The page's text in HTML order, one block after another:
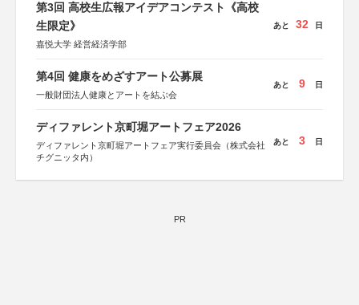
第3回 高校生広報アイデアコンテスト《高校
生限定》
嘉悦大学 経営経済学部
あと 32 日
第4回 健康をめざすアート公募展
一般財団法人健康とアートを結ぶ会
あと 9 日
ディファレント京町堀アートフェア2026
ディファレント京町堀アートフェア実行委員会（株式会社
チグニッタ内）
あと 3 日
PR